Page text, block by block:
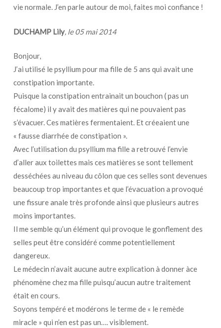
vie normale. J’en parle autour de moi, faites moi confiance !
DUCHAMP Lily, le05 mai 2014
Bonjour,
J’ai utilisé le psyllium pour ma fille de 5 ans qui avait une
constipation importante.
Puisque la constipation entrainait un bouchon ( pas un
fécalome) il y avait des matières qui ne pouvaient pas
s’évacuer. Ces matières fermentaient. Et créeaient une
« fausse diarrhée de constipation ».
Avec l’utilisation du psyllium ma fille a retrouvé l’envie
d’aller aux toilettes mais ces matières se sont tellement
desséchées au niveau du côlon que ces selles sont devenues
beaucoup trop importantes et que l’évacuation a provoqué
une fissure anale très profonde ainsi que plusieurs autres
moins importantes.
Il me semble qu’un élément qui provoque le gonflement des
selles peut être considéré comme potentiellement
dangereux.
Le médecin n’avait aucune autre explication à donner àce
phénomène chez ma fille puisqu’aucun autre traitement
était en cours.
Soyons tempéré et modérons le terme de « le remède
miracle » qui n’en est pas un…. visiblement.